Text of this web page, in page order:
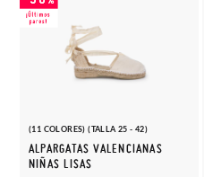
(11 COLORES) (TALLA 25 - 42)
ALPARGATAS VALENCIANAS
NIÑAS LISAS